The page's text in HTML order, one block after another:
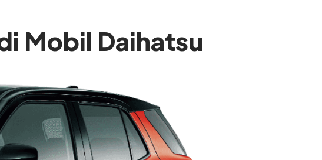
Mobil Daihatsu